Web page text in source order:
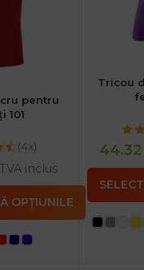
pentru
101
(4x)
TVA inclus
OPȚIUNILE
Tricou
44.32